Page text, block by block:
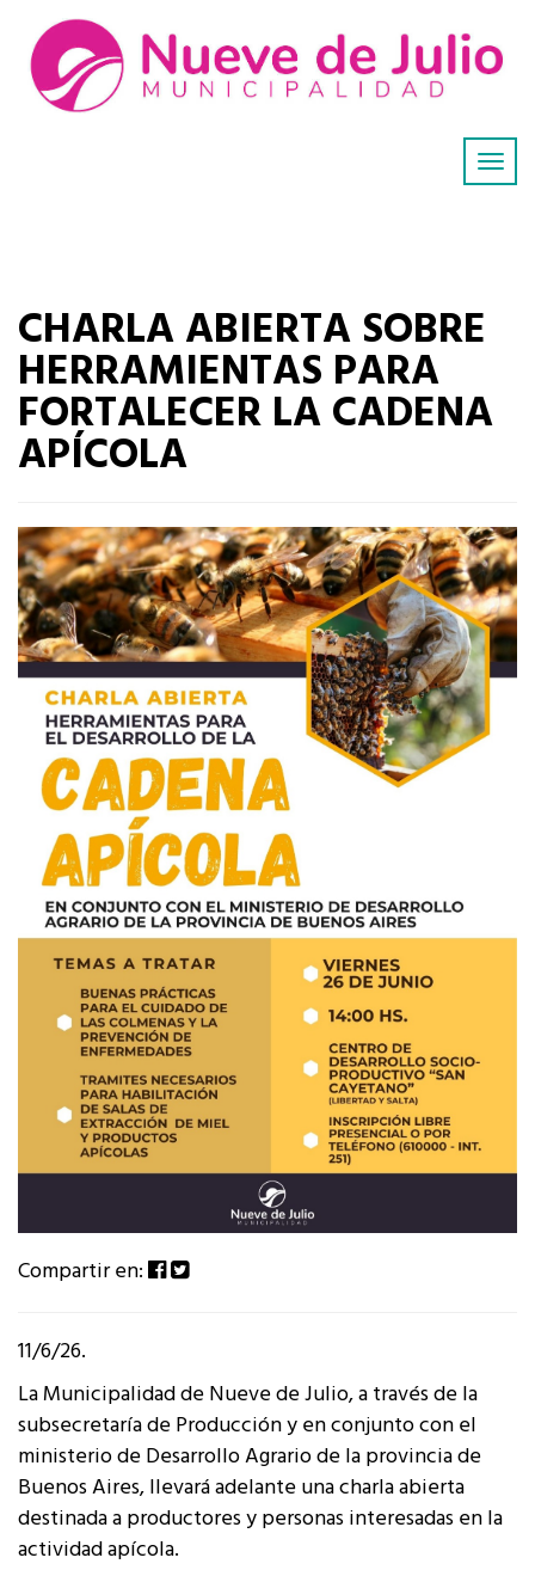
CHARLA ABIERTA SOBRE
HERRAMIENTAS PARA
FORTALECER LA CADENA
APÍCOLA
Compartir en:
11/6/26.
La Municipalidad de Nueve de Julio, a través de la
subsecretaría de Producción y en conjunto con el
ministerio de Desarrollo Agrario de la provincia de
Buenos Aires, llevará adelante una charla abierta
destinada a productores y personas interesadas en la
actividad apícola.